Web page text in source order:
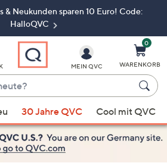
& Neukunden sparen 10 Euro! Code:
HalloQVC
MEIN QVC
0
WARENKORB
30 Jahre QVC Cool mit QVC